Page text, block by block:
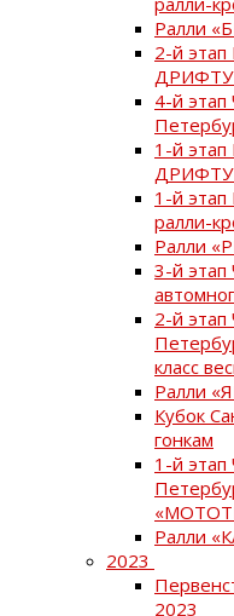
Ралли
2-й
ДРИФТУ
4-й
1-й
ДРИФТУ
1-й этап
ралли-
Ралли
3-й этап
2-й
класс
Ралли
Кубок
гонкам
1-й
Ралли
2023
2023